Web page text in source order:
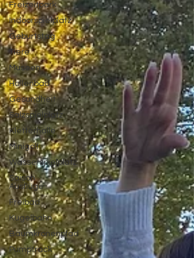
Freizeitpark
Indoorspielplatz
Geburtstag
Tiere
Museen
Hallenbad
Gesundheit
Salzspielplatz
Kletterhalle
Minigolf
Wasserspielplatz
Saison
Ausflüge
Freibad
Kugelbahn
Baumkronenpfad
Pumptrack